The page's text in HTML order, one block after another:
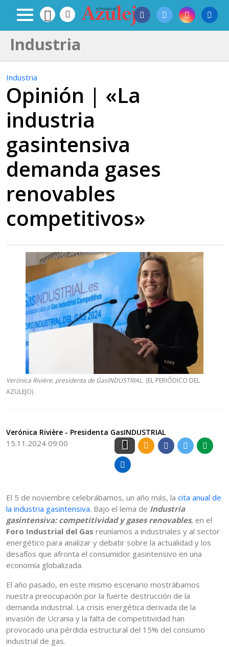
Industria
Industria
Opinión | «La
industria
gasintensiva
demanda gases
renovables
competitivos»
Verónica Rivière, presidenta de GasINDUSTRIAL. (EL PERIÓDICO DEL
AZULEJO)
Verónica Rivière - Presidenta GasINDUSTRIAL
15.11.2024 09:00 0
El 5 de noviembre celebrábamos, un año más, la cita anual de
la industria gasintensiva. Bajo el lema de Industria
gasintensiva: competitividad y gases renovables, en el
Foro Industrial del Gas reuníamos a industriales y al sector
energético para analizar y debatir sobre la actualidad y los
desafíos que afronta el consumidor gasintensivo en una
economía globalizada.
El año pasado, en este mismo escenario mostrábamos
nuestra preocupación por la fuerte destrucción de la
demanda industrial. La crisis energética derivada de la
invasión de Ucrania y la falta de competitividad han
provocado una pérdida estructural del 15% del consumo
industrial de gas.